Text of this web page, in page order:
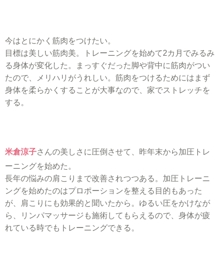
今はとにかく筋肉をつけたい。
目標は美しい筋肉美。トレーニングを始めて2カ月でみるみ
る身体が変化した。まっすぐだった脚や背中に筋肉がつい
たので、メリハリがうれしい。筋肉をつけるためにはまず
身体を柔らかくすることが大事なので、家でストレッチを
する。
米倉涼子さんの美しさに圧倒させて、昨年末から加圧トレ
ーニングを始めた。
長年の悩みの肩こりまで改善されつつある。加圧トレーニ
ングを始めたのはプロポーションを整える目的もあった
が、肩こりにも効果的と聞いたから。ゆるい圧をかけなが
ら、リンパマッサージも施術してもらえるので、身体が疲
れている時でもトレーニングできる。